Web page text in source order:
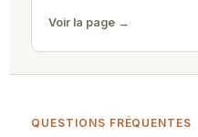
Voir la page →
QUESTIONS FRÉQUENTES